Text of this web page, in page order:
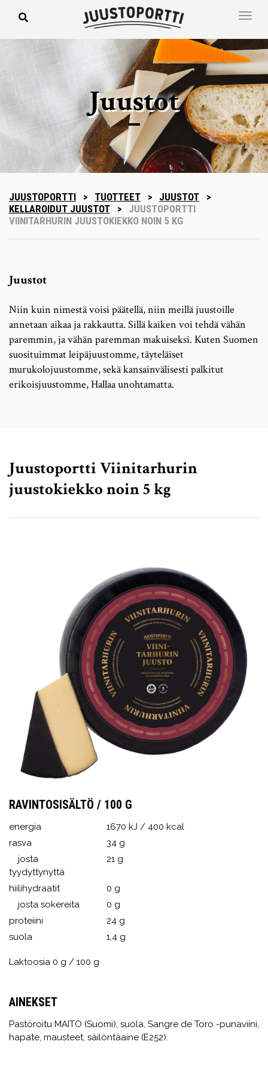
Juustot
JUUSTOPORTTI > TUOTTEET > JUUSTOT
>
KELLAROIDUT JUUSTOT
>
JUUSTOPORTTI
VIINITARHURIN JUUSTOKIEKKO NOIN 5 KG
Juustot
Niin kuin nimestä voisi päätellä, niin meillä juustoille
annetaan aikaa ja rakkautta. Sillä kaiken voi tehdä vähän
paremmin, ja vähän paremman makuiseksi. Kuten Suomen
suosituimmat leipäjuustomme, täyteläiset
murukolojuustomme, sekä kansainvälisesti palkitut
erikoisjuustomme, Hallaa unohtamatta.
Juustoportti Viinitarhurin
juustokiekko noin 5 kg
RAVINTOSISÄLTÖ / 100 G
energia
1670 kJ / 400 kcal
rasva
34 g
josta
tyydyttynyttä
21 g
hiilihydraatit
0 g
josta sokereita
0 g
proteiini
24 g
suola
1,4 g
Laktoosia 0 g / 100 g
AINEKSET
Pastöroitu MAITO (Suomi), suola, Sangre de Toro -punaviini,
hapate, mausteet, säilöntäaine (E252).